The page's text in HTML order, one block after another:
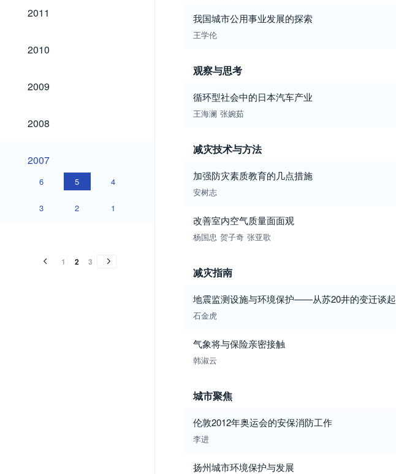
2011
2011
2010
2010
2009
2009
2008
2008
2007
2007
6 5 4
3 2 1
1 2 3
我国城市公用事业发展的探索
王学伦
观察与思考
循环型社会中的日本汽车产业
王海澜 张婉茹
减灾技术与方法
加强防灾素质教育的几点措施
安树志
改善室内空气质量面面观
杨国忠 贺子奇 张亚歌
减灾指南
地震监测设施与环境保护——从苏20井的变迁谈起
石金虎
气象将与保险亲密接触
韩淑云
城市聚焦
伦敦2012年奥运会的安保消防工作
李进
扬州城市环境保护与发展